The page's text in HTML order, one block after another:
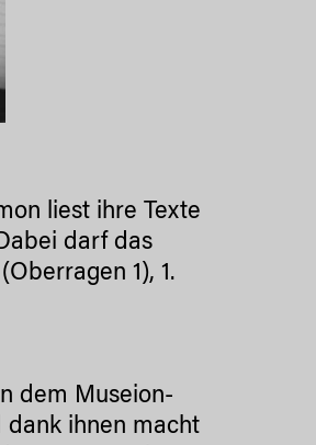
liest ihre Texte
darf das
1), 1.
dem Museion-
dank ihnen macht